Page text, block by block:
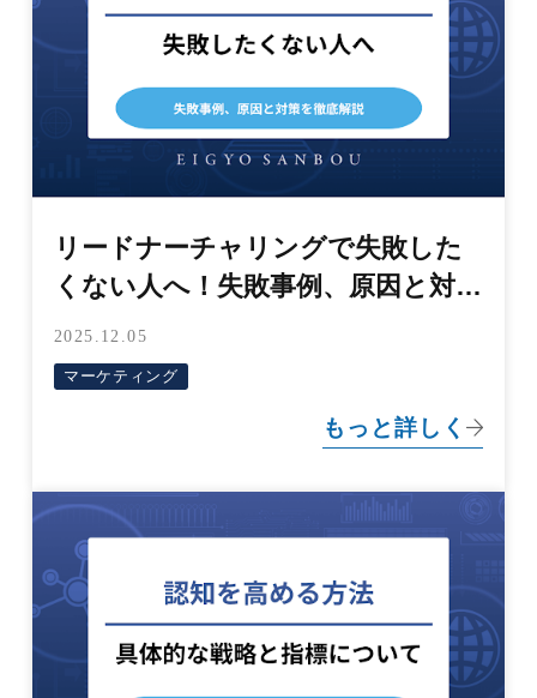
リードナーチャリングで失敗した
くない人へ！失敗事例、原因と対策
を徹底解説
2025.12.05
マーケティング
もっと詳しく